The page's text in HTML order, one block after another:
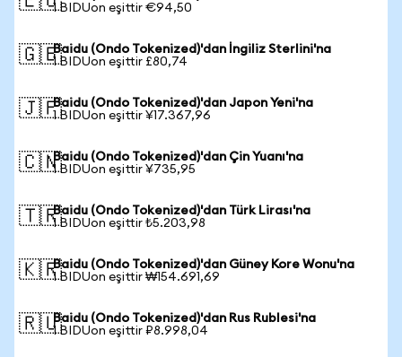
1 BIDUon eşittir €94,50
🇬🇧Baidu (Ondo Tokenized)'dan İngiliz Sterlini'na
1 BIDUon eşittir £80,74
🇯🇵Baidu (Ondo Tokenized)'dan Japon Yeni'na
1 BIDUon eşittir ¥17.367,96
🇨🇳Baidu (Ondo Tokenized)'dan Çin Yuanı'na
1 BIDUon eşittir ¥735,95
🇹🇷Baidu (Ondo Tokenized)'dan Türk Lirası'na
1 BIDUon eşittir ₺5.203,98
🇰🇷Baidu (Ondo Tokenized)'dan Güney Kore Wonu'na
1 BIDUon eşittir ₩154.691,69
🇷🇺Baidu (Ondo Tokenized)'dan Rus Rublesi'na
1 BIDUon eşittir ₽8.998,04